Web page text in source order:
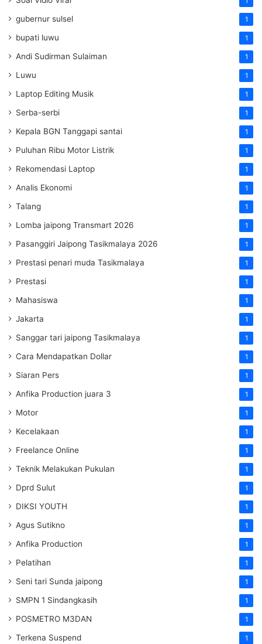
gubernur sulsel 1
bupati luwu 1
Andi Sudirman Sulaiman 1
Luwu 1
Laptop Editing Musik 1
Serba-serbi 1
Kepala BGN Tanggapi santai 1
Puluhan Ribu Motor Listrik 1
Rekomendasi Laptop 1
Analis Ekonomi 1
Talang 1
Lomba jaipong Transmart 2026 1
Pasanggiri Jaipong Tasikmalaya 2026 1
Prestasi penari muda Tasikmalaya 1
Prestasi 1
Mahasiswa 1
Jakarta 1
Sanggar tari jaipong Tasikmalaya 1
Cara Mendapatkan Dollar 1
Siaran Pers 1
Anfika Production juara 3 1
Motor 1
Kecelakaan 1
Freelance Online 1
Teknik Melakukan Pukulan 1
Dprd Sulut 1
DIKSI YOUTH 1
Agus Sutikno 1
Anfika Production 1
Pelatihan 1
Seni tari Sunda jaipong 1
SMPN 1 Sindangkasih 1
POSMETRO M3DAN 1
Terkena Suspend 1